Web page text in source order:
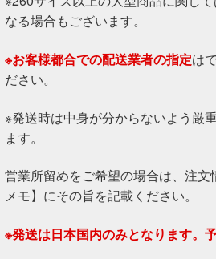
なる場合もございます。
※お客様都合での配送業者の指定は
ださい。
※発送時は中身が分からないよう厳
ます。
営業所留めをご希望の場合は、注
メモ】にその旨を記載ください。
※発送は日本国内のみとなります。